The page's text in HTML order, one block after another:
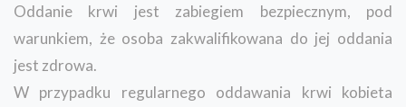
Oddanie krwi jest zabiegiem bezpiecznym, pod
warunkiem, że osoba zakwalifikowana do jej oddania
jest zdrowa.
W przypadku regularnego oddawania krwi kobieta